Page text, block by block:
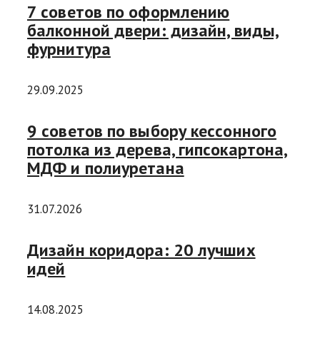
7 советов по оформлению
балконной двери: дизайн, виды,
фурнитура
29.09.2025
9 советов по выбору кессонного
потолка из дерева, гипсокартона,
МДФ и полиуретана
31.07.2026
Дизайн коридора: 20 лучших
идей
14.08.2025